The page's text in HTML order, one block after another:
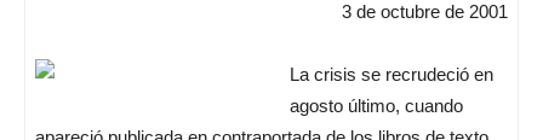
3 de octubre de 2001
La crisis se recrudeció en
agosto último, cuando